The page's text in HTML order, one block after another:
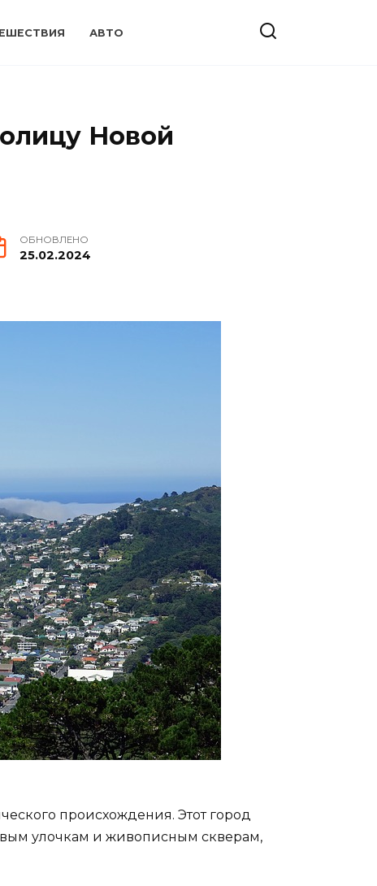
АВТО
Новой
ОБНОВЛЕНО
25.02.2024
происхождения. Этот город
улочкам и живописным скверам,